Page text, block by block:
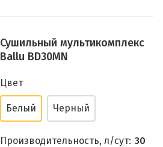
Сушильный мультикомплекс
Ballu BD30MN
Цвет
Белый Черный
Производительность, л/сут: 30